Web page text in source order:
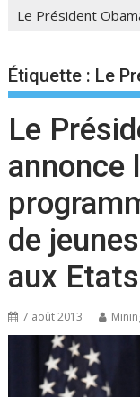
Le Président
Étiquette : Le
Le
annonce
de
aux
7 août 2013